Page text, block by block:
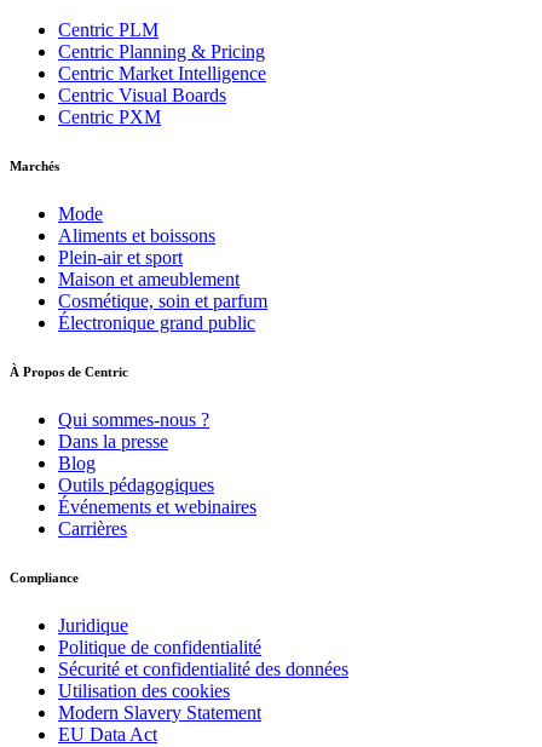
Centric PLM
Centric Planning & Pricing
Centric Market Intelligence
Centric Visual Boards
Centric PXM
Marchés
Mode
Aliments et boissons
Plein-air et sport
Maison et ameublement
Cosmétique, soin et parfum
Électronique grand public
À Propos de Centric
Qui sommes-nous ?
Dans la presse
Blog
Outils pédagogiques
Événements et webinaires
Carrières
Compliance
Juridique
Politique de confidentialité
Sécurité et confidentialité des données
Utilisation des cookies
Modern Slavery Statement
EU Data Act